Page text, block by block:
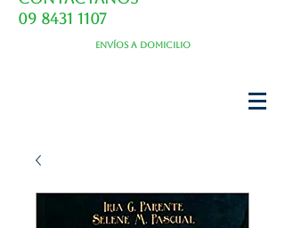
09 8431 1107
Envíos a domicilio